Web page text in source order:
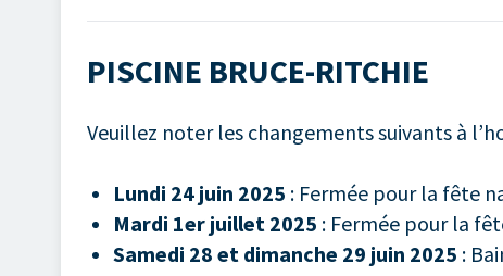
PISCINE BRUCE-RITCHIE
Veuillez noter les changements suivants à
Lundi 24 juin 2025 : Fermée pour la fête
Mardi 1er juillet 2025 : Fermée pour la
Samedi 28 et dimanche 29 juin 2025 :